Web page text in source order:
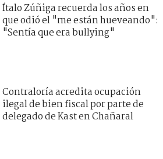
Ítalo Zúñiga recuerda los años en
que odió el "me están hueveando":
"Sentía que era bullying"
Contraloría acredita ocupación
ilegal de bien fiscal por parte de
delegado de Kast en Chañaral